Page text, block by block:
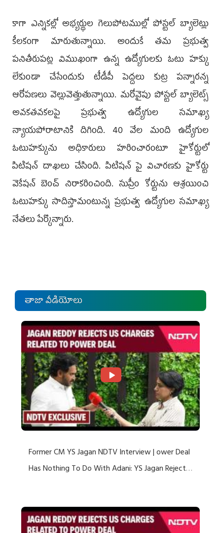
కాగా ఎన్నికల్లో అభ్యర్థుల గెలుపోటముల్లో పోస్టల్‌ బ్యాలెట్లు
కీలకంగా మారుతున్నాయి. అందుకే తమ ప్రభుత్వ
పనితీరుపట్ల విముఖంగా ఉన్న ఉద్యోగులకు ఓటు హక్కు
లేకుండా చేసేందుకు టీడీపీ పెద్దలు కుట్ర పన్నారన్న
ఆరోపణలు వెల్లువెత్తుతున్నాయి. మరోవైపు పోస్టల్ బ్యాలెట్స్
అవకతవకలపై ప్రభుత్వ ఉద్యోగుల సమాఖ్య
న్యాయపోరాటానికి దిగింది. 40 వేల మంది ఉద్యోగుల
ఓటుహక్కును అధికారులు హరించారంటూ హైకోర్టులో
పిటిషన్ దాఖలు చేసింది. పిటిషన్ పై విచారణకు హైకోర్టు
వెకేషన్ బెంచ్ నిరాకరించింది. సుప్రీం కోర్టును ఆశ్రయించి
ఓటుహక్కు సాదిస్తామంటున్న ప్రభుత్వ ఉద్యోగుల సమాఖ్య
నేతలు పేర్కొన్నారు.
తాజా వీడియోలు
Former CM YS Jagan NDTV Interview | ower Deal
Has Nothing To Do With Adani: YS Jagan Rejects